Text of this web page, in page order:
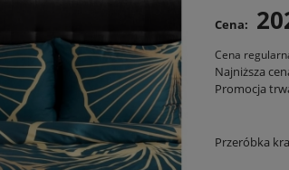
Cena:
Cena
Najniższa
30 dni,
Promocja
Przeróbka